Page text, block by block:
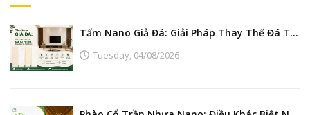
Tấm Nano Giả Đá: Giải Pháp Thay Thế Đá Tự Nhiên Đẹp, Bền Và Tiết Kiệm
Tuesday, 04/08/2026